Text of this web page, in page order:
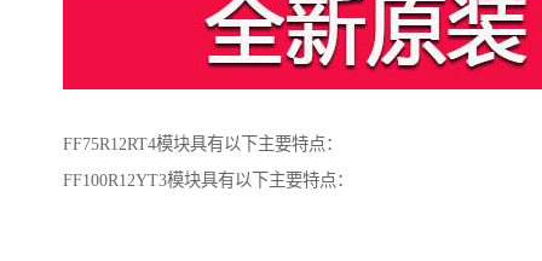
FF75R12RT4模块具有以下主要特点：
FF100R12YT3模块具有以下主要特点：